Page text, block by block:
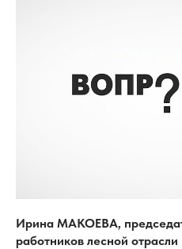
Ирина МАКОЕВА,
работников лесной